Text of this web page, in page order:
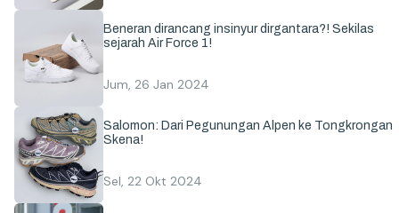
Beneran dirancang insinyur dirgantara?! Sekilas
sejarah Air Force 1!
Jum, 26 Jan 2024
Salomon: Dari Pegunungan Alpen ke Tongkrongan
Skena!
Sel, 22 Okt 2024